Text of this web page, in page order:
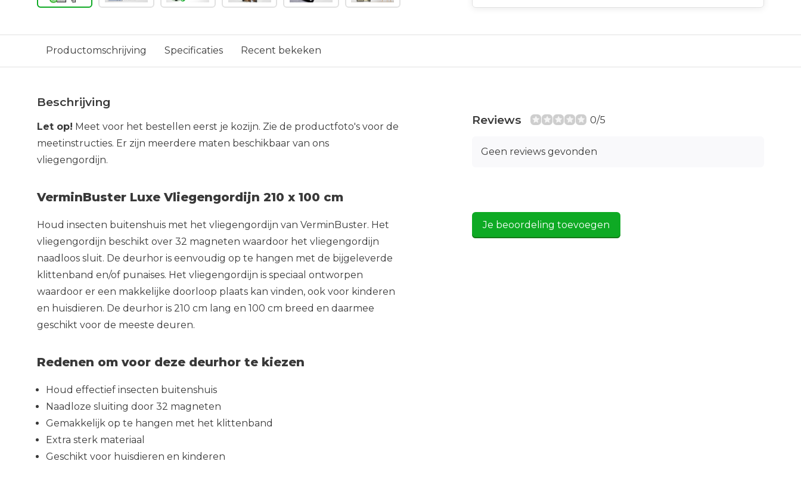
Productomschrijving Specificaties Recent bekeken
Beschrijving
Let op! Meet voor het bestellen eerst je kozijn. Zie de productfoto's voor de
meetinstructies. Er zijn meerdere maten beschikbaar van ons
vliegengordijn.
VerminBuster Luxe Vliegengordijn 210 x 100 cm
Houd insecten buitenshuis met het vliegengordijn van VerminBuster. Het
vliegengordijn beschikt over 32 magneten waardoor het vliegengordijn
naadloos sluit. De deurhor is eenvoudig op te hangen met de bijgeleverde
klittenband en/of punaises. Het vliegengordijn is speciaal ontworpen
waardoor er een makkelijke doorloop plaats kan vinden, ook voor kinderen
en huisdieren. De deurhor is 210 cm lang en 100 cm breed en daarmee
geschikt voor de meeste deuren.
Redenen om voor deze deurhor te kiezen
Houd effectief insecten buitenshuis
Naadloze sluiting door 32 magneten
Gemakkelijk op te hangen met het klittenband
Extra sterk materiaal
Geschikt voor huisdieren en kinderen
Reviews 0/5
Geen reviews gevonden
Je beoordeling toevoegen